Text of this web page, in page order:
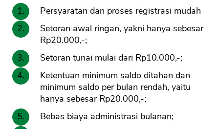
Persyaratan dan proses registrasi mudah
Setoran awal ringan, yakni hanya sebesar
Rp20.000,-;
Setoran tunai mulai dari Rp10.000,-;
Ketentuan minimum saldo ditahan dan
minimum saldo per bulan rendah, yaitu
hanya sebesar Rp20.000,-;
Bebas biaya administrasi bulanan;